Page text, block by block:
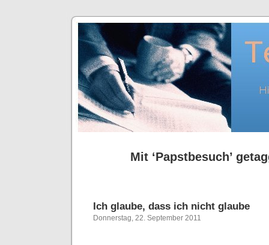
Mit ‘Papstbesuch’
Ich glaube, dass ich nicht glaube
Donnerstag, 22. September 2011